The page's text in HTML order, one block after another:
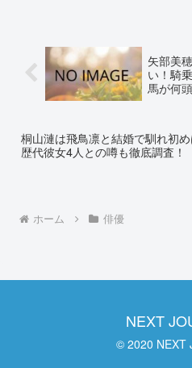
矢部美
い！騎
馬が何
桐山漣は飛鳥凛と結婚で馴れ初め
歴代彼女4人との噂も徹底調査！
ホーム 俳優
NEXT
© 2020 NEXT